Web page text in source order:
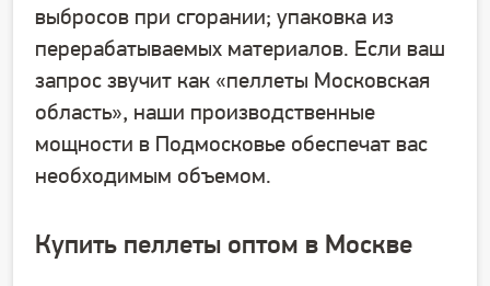
выбросов при сгорании; упаковка из
перерабатываемых материалов. Если ваш
запрос звучит как «пеллеты Московская
область», наши производственные
мощности в Подмосковье обеспечат вас
необходимым объемом.
Купить пеллеты оптом в Москве